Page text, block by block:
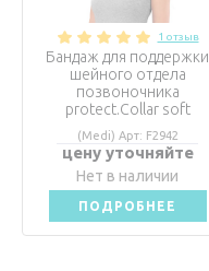
1 отзыв
Бандаж для поддержки
шейного отдела
позвоночника
protect.Collar soft
(Medi) Арт: F2942
цену уточняйте
Нет в наличии
ПОДРОБНЕЕ